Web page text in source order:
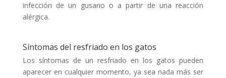
infección de un gusano o a partir de una reacción
alérgica.
Síntomas del resfriado en los gatos
Los síntomas de un resfriado en los gatos pueden
aparecer en cualquier momento, ya sea nada más ser